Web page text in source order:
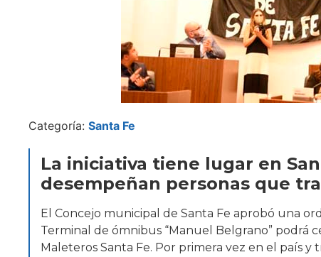
Categoría: Santa Fe
La iniciativa tiene lugar en
desempeñan personas que
El Concejo municipal de Santa Fe aprobó una
Terminal de ómnibus “Manuel Belgrano” podrá
Maleteros Santa Fe. Por primera vez en el país